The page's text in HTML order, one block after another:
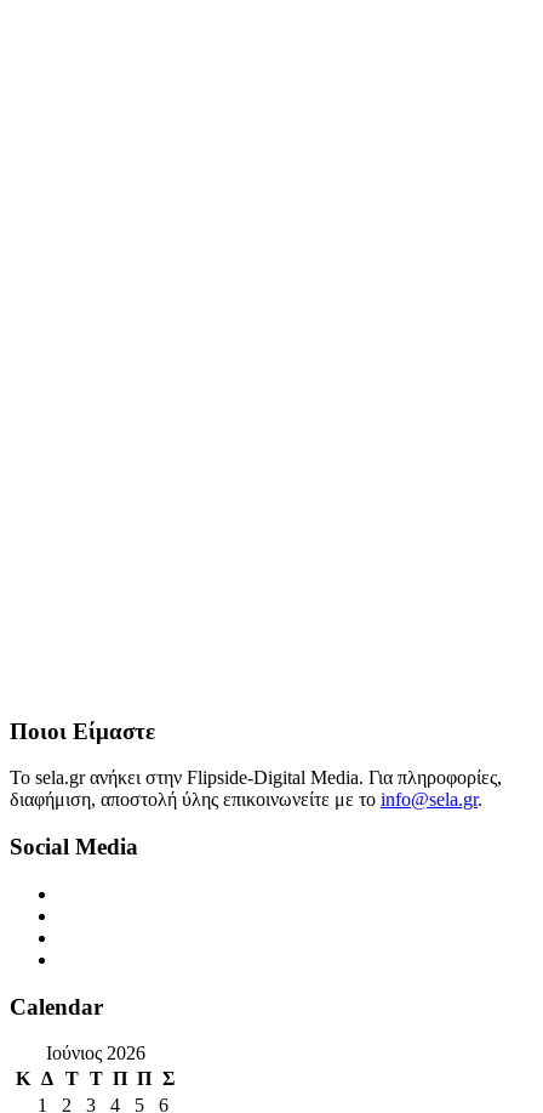
Ποιοι Είμαστε
Το sela.gr ανήκει στην Flipside-Digital Media. Για πληροφορίες,
διαφήμιση, αποστολή ύλης επικοινωνείτε με το info@sela.gr.
Social Media
Calendar
Ιούνιος 2026
Κ Δ Τ Τ Π Π Σ
1
2 3 4 5 6